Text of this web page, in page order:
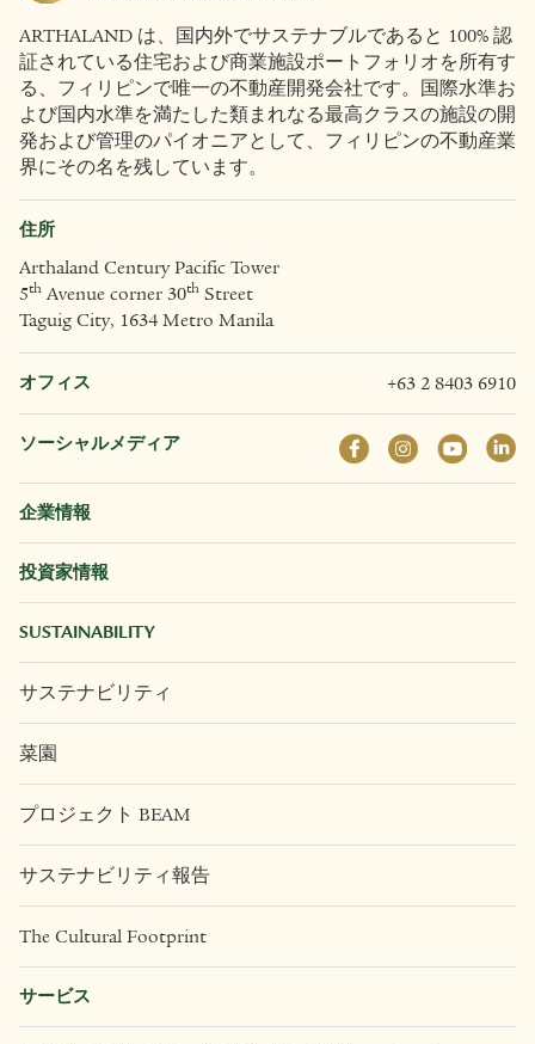
ARTHALAND は、国内外でサステナブルであると 100% 認
証されている住宅および商業施設ポートフォリオを所有す
る、フィリピンで唯一の不動産開発会社です。国際水準お
よび国内水準を満たした類まれなる最高クラスの施設の開
発および管理のパイオニアとして、フィリピンの不動産業
界にその名を残しています。
住所
Arthaland Century Pacific Tower
5th Avenue corner 30th Street
Taguig City, 1634 Metro Manila
オフィス +63 2 8403 6910
ソーシャルメディア
企業情報
投資家情報
SUSTAINABILITY
サステナビリティ
菜園
プロジェクト BEAM
サステナビリティ報告
The Cultural Footprint
サービス